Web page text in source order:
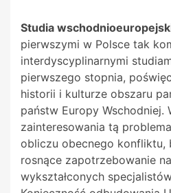
Studia
pierwszymi w Polsce tak
interdyscyplinarnymi
pierwszego stopnia,
historii i kulturze obszaru
państw Europy Wschodniej.
zainteresowania tą
obliczu obecnego konfliktu,
rosnące zapotrzebowanie
wykształconych